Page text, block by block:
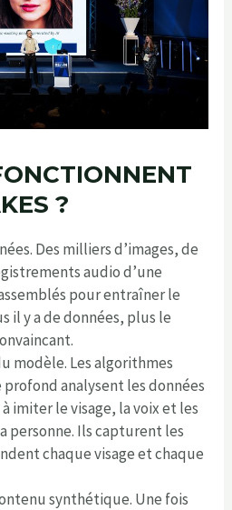
?
Des milliers d’images, de
audio d’une
pour entraîner le
il y a de données, plus le
modèle. Les algorithmes
profond analysent les données
imiter le visage, la voix et les
personne. Ils capturent les
chaque visage et chaque
synthétique. Une fois